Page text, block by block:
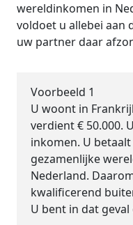
wereldinkomen in
voldoet u allebei aan
uw partner daar
Voorbeeld 1
U woont in
verdient € 50.000.
inkomen. U
gezamenlijke
Nederland.
kwalificerend
U bent in dat